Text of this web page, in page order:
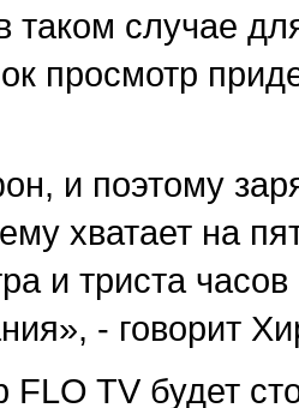
таком случае
просмотр
и поэтому
хватает на
и триста часов
- говорит
TV будет